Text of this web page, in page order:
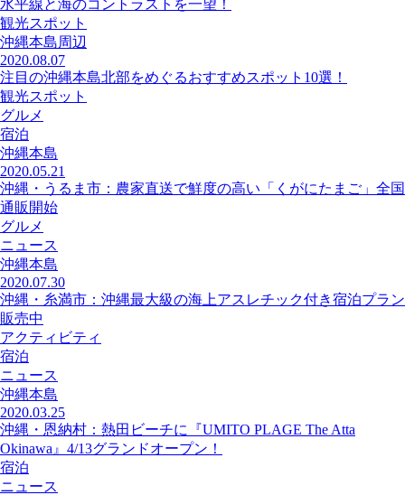
水平線と海のコントラストを一望！
観光スポット
沖縄本島周辺
2020.08.07
注目の沖縄本島北部をめぐるおすすめスポット10選！
観光スポット
グルメ
宿泊
沖縄本島
2020.05.21
沖縄・うるま市：農家直送で鮮度の高い「くがにたまご」全国
通販開始
グルメ
ニュース
沖縄本島
2020.07.30
沖縄・糸満市：沖縄最大級の海上アスレチック付き宿泊プラン
販売中
アクティビティ
宿泊
ニュース
沖縄本島
2020.03.25
沖縄・恩納村：熱田ビーチに『UMITO PLAGE The Atta
Okinawa』4/13グランドオープン！
宿泊
ニュース